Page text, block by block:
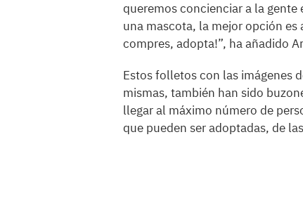
queremos concienciar a la gente
una mascota, la mejor opción es
compres, adopta!”, ha añadido
Estos folletos con las imágenes
mismas, también han sido
llegar al máximo número de
que pueden ser adoptadas, de